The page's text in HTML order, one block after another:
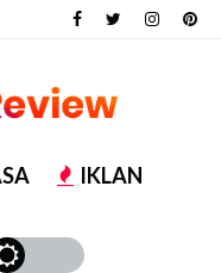
IKLAN